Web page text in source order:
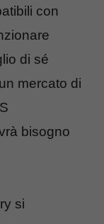
con
di sé
mercato di
bisogno
si